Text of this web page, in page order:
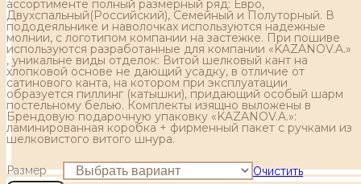
ассортименте полный размерный ряд: Евро,
Двухспальный(Российский), Семейный и Полуторный. В
пододеяльнике и наволочках используются надежные
молнии, с логотипом компании на застежке. При пошиве
используются разработанные для компании «KAZANOV.A.»
, уникальне виды отделок: Витой шелковый кант на
хлопковой основе не дающий усадку, в отличие от
сатинового канта, на котором при эксплуатации
образуется пиллинг (катышки), придающий особый шарм
постельному белью. Комплекты изящно выложены в
Брендовую подарочную упаковку «KAZANOV.A.»:
ламинированная коробка + фирменный пакет с ручками из
шелковистого витого шнура.
Размер Очистить